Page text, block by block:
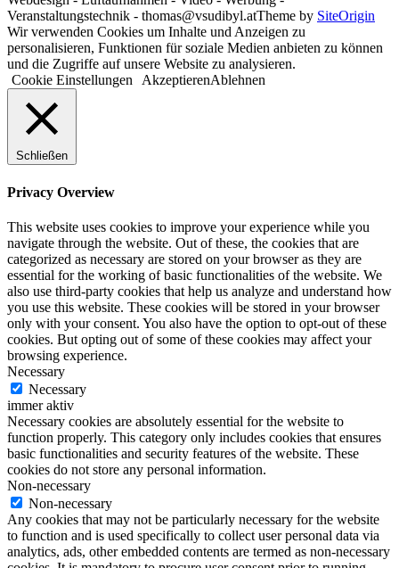
Veranstaltungstechnik - thomas@vsudibyl.atTheme by SiteOrigin
Wir verwenden Cookies um Inhalte und Anzeigen zu
personalisieren, Funktionen für soziale Medien anbieten zu können
und die Zugriffe auf unsere Website zu analysieren.
Cookie Einstellungen
AkzeptierenAblehnen
Schließen
Privacy Overview
This website uses cookies to improve your experience while you
navigate through the website. Out of these, the cookies that are
categorized as necessary are stored on your browser as they are
essential for the working of basic functionalities of the website. We
also use third-party cookies that help us analyze and understand how
you use this website. These cookies will be stored in your browser
only with your consent. You also have the option to opt-out of these
cookies. But opting out of some of these cookies may affect your
browsing experience.
Necessary
Necessary
immer aktiv
Necessary cookies are absolutely essential for the website to
function properly. This category only includes cookies that ensures
basic functionalities and security features of the website. These
cookies do not store any personal information.
Non-necessary
Non-necessary
Any cookies that may not be particularly necessary for the website
to function and is used specifically to collect user personal data via
analytics, ads, other embedded contents are termed as non-necessary